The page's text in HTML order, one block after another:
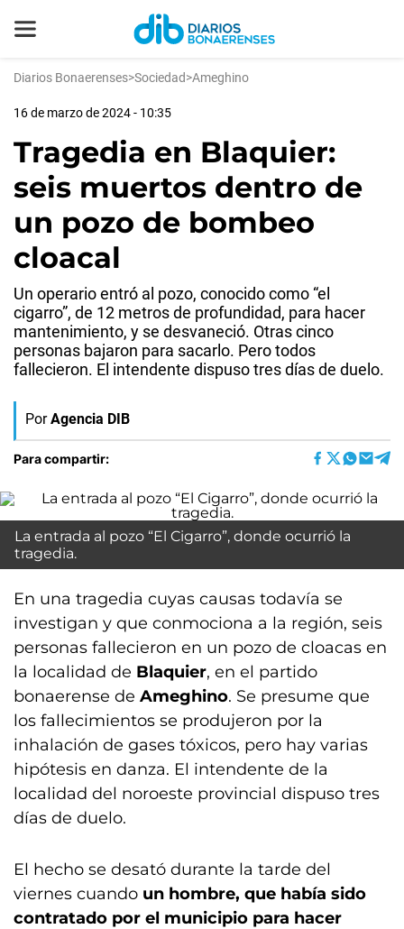
Diarios Bonaerenses>Sociedad>Ameghino
16 de marzo de 2024 - 10:35
Tragedia en Blaquier:
seis muertos dentro de
un pozo de bombeo
cloacal
Un operario entró al pozo, conocido como “el
cigarro”, de 12 metros de profundidad, para hacer
mantenimiento, y se desvaneció. Otras cinco
personas bajaron para sacarlo. Pero todos
fallecieron. El intendente dispuso tres días de duelo.
Por Agencia DIB
Para compartir:
La entrada al pozo “El Cigarro”, donde ocurrió la
tragedia.
En una tragedia cuyas causas todavía se
investigan y que conmociona a la región, seis
personas fallecieron en un pozo de cloacas en
la localidad de Blaquier, en el partido
bonaerense de Ameghino. Se presume que
los fallecimientos se produjeron por la
inhalación de gases tóxicos, pero hay varias
hipótesis en danza. El intendente de la
localidad del noroeste provincial dispuso tres
días de duelo.
El hecho se desató durante la tarde del
viernes cuando un hombre, que había sido
contratado por el municipio para hacer